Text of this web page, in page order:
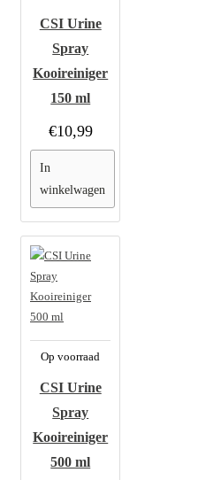
CSI Urine
Spray
Kooireiniger
150 ml
€10,99
In
winkelwagen
Op voorraad
CSI Urine
Spray
Kooireiniger
500 ml